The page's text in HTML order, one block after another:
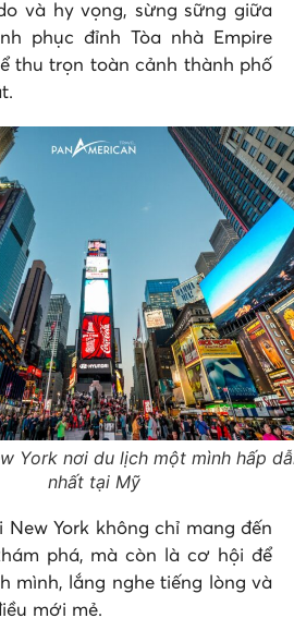
và hy vọng, sừng sững giữa
phục đỉnh Tòa nhà Empire
thu trọn toàn cảnh thành phố
York nơi du lịch một mình hấp
nhất tại Mỹ
York không chỉ mang đến
phá, mà còn là cơ hội để
mình, lắng nghe tiếng lòng và
mới mẻ.